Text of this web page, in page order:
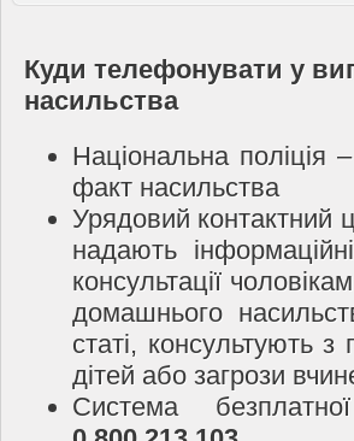
Куди телефонувати у
насильства
Національна поліція –
факт насильства
Урядовий контактний
надають
консультації
домашнього
статі, консультують
дітей або загрози
Система